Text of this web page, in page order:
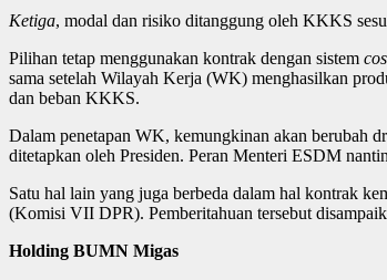
Ketiga, modal dan risiko ditanggung oleh KKKS
Pilihan tetap menggunakan kontrak dengan sistem
sama setelah Wilayah Kerja (WK) menghasilkan
dan beban KKKS.
Dalam penetapan WK, kemungkinan akan berubah
ditetapkan oleh Presiden. Peran Menteri ESDM
Satu hal lain yang juga berbeda dalam hal kontrak
(Komisi VII DPR). Pemberitahuan tersebut
Holding BUMN Migas